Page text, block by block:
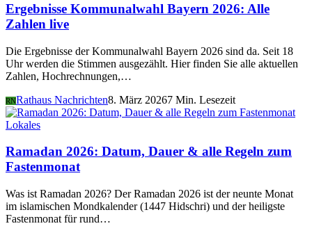
Ergebnisse Kommunalwahl Bayern 2026: Alle
Zahlen live
Die Ergebnisse der Kommunalwahl Bayern 2026 sind da. Seit 18
Uhr werden die Stimmen ausgezählt. Hier finden Sie alle aktuellen
Zahlen, Hochrechnungen,…
RNRathaus Nachrichten8. März 20267 Min. Lesezeit
Lokales
Ramadan 2026: Datum, Dauer & alle Regeln zum
Fastenmonat
Was ist Ramadan 2026? Der Ramadan 2026 ist der neunte Monat
im islamischen Mondkalender (1447 Hidschri) und der heiligste
Fastenmonat für rund…